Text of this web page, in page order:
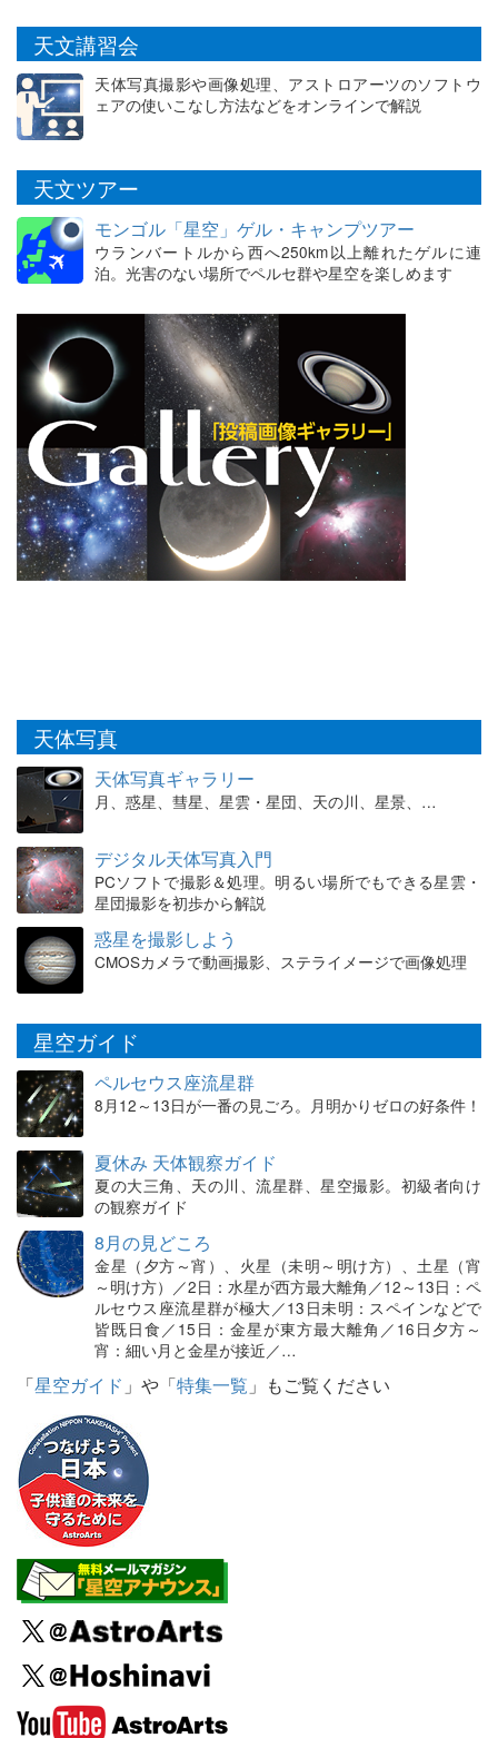
天文講習会
天体写真撮影や画像処理、アストロアーツのソフトウ
ェアの使いこなし方法などをオンラインで解説
天文ツアー
モンゴル「星空」ゲル・キャンプツアー
ウランバートルから西へ250km以上離れたゲルに連
泊。光害のない場所でペルセ群や星空を楽しめます
天体写真
天体写真ギャラリー
月、惑星、彗星、星雲・星団、天の川、星景、…
デジタル天体写真入門
PCソフトで撮影＆処理。明るい場所でもできる星雲・
星団撮影を初歩から解説
惑星を撮影しよう
CMOSカメラで動画撮影、ステライメージで画像処理
星空ガイド
ペルセウス座流星群
8月12～13日が一番の見ごろ。月明かりゼロの好条件！
夏休み 天体観察ガイド
夏の大三角、天の川、流星群、星空撮影。初級者向け
の観察ガイド
8月の見どころ
金星（夕方～宵）、火星（未明～明け方）、土星（宵
～明け方）／2日：水星が西方最大離角／12～13日：ペ
ルセウス座流星群が極大／13日未明：スペインなどで
皆既日食／15日：金星が東方最大離角／16日夕方～
宵：細い月と金星が接近／…
「星空ガイド 」や「特集一覧 」もご覧ください